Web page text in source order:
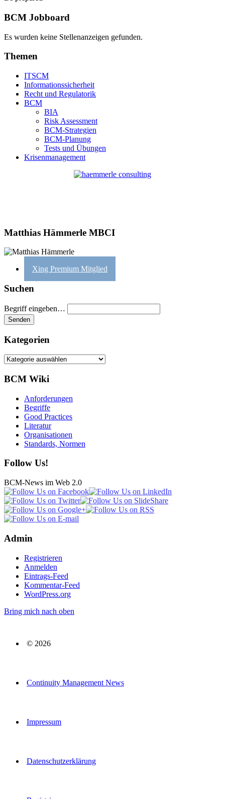
BCM Jobboard
Es wurden keine Stellenanzeigen gefunden.
Themen
ITSCM
Informationssicherheit
Recht und Regulatorik
BCM
BIA
Risk Assessment
BCM-Strategien
BCM-Planung
Tests und Übungen
Krisenmanagement
Matthias Hämmerle MBCI
Xing Premium Mitglied
Suchen
Begriff eingeben…
Kategorien
Kategorien
BCM Wiki
Anforderungen
Begriffe
Good Practices
Literatur
Organisationen
Standards, Normen
Follow Us!
BCM-News im Web 2.0
Admin
Registrieren
Anmelden
Eintrags-Feed
Kommentar-Feed
WordPress.org
Bring mich nach oben
© 2026
Continuity Management News
Impressum
Datenschutzerklärung